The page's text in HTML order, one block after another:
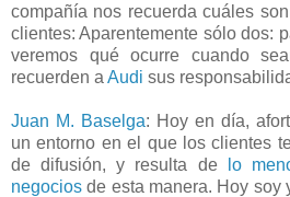
compañía nos recuerda cuáles
clientes: Aparentemente sólo dos:
veremos qué ocurre cuando
recuerden a Audi sus
Juan M. Baselga: Hoy en día,
un entorno en el que los clientes
de difusión, y resulta de
lo
negociosde esta manera. Hoy soy